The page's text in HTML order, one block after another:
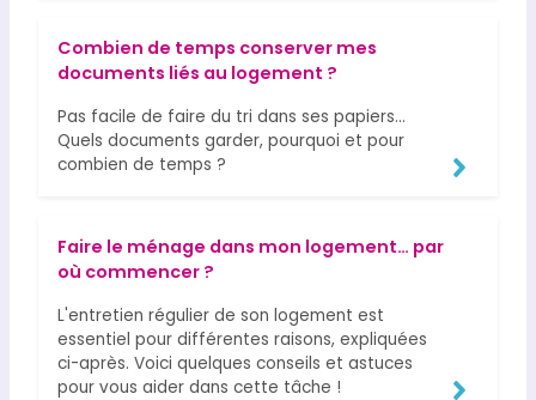
Combien de temps conserver mes
documents liés au logement ?
Pas facile de faire du tri dans ses papiers…
Quels documents garder, pourquoi et pour
combien de temps ?
Faire le ménage dans mon logement… par
où commencer ?
L'entretien régulier de son logement est
essentiel pour différentes raisons, expliquées
ci-après. Voici quelques conseils et astuces
pour vous aider dans cette tâche !